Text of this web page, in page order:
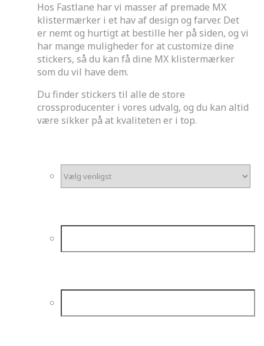
Hos Fastlane har vi masser af premade MX
klistermærker i et hav af design og farver. Det
er nemt og hurtigt at bestille her på siden, og vi
har mange muligheder for at customize dine
stickers, så du kan få dine MX klistermærker
som du vil have dem.
Du finder stickers til alle de store
crossproducenter i vores udvalg, og du kan altid
være sikker på at kvaliteten er i top.